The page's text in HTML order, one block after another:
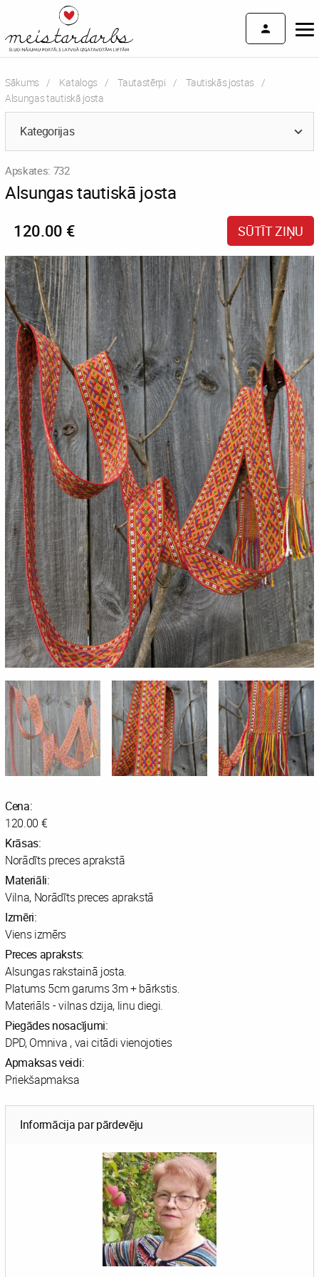
Sākums Katalogs Tautastērpi
Tautiskās jostas
Current:
Alsungas tautiskā josta
Kategorijas
Apskates: 732
Alsungas tautiskā josta
120.00 € SŪTĪT ZIŅU
Cena:
120.00 €
Krāsas:
Norādīts preces aprakstā
Materiāli:
Vilna, Norādīts preces aprakstā
Izmēri:
Viens izmērs
Preces apraksts:
Alsungas rakstainā josta.
Platums 5cm garums 3m + bārkstis.
Materiāls - vilnas dzija, linu diegi.
Piegādes nosacījumi:
DPD, Omniva , vai citādi vienojoties
Apmaksas veidi:
Priekšapmaksa
Informācija par pārdevēju